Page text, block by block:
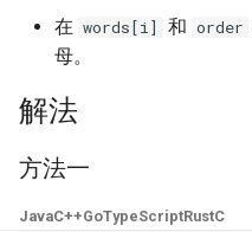
21. 调整数组顺序使奇数位于
偶数前面
22. 链表中倒数第 k 个节点
24. 反转链表
25. 合并两个排序的链表
19. 最多删除一个字符得到回
文
20. 回文子字符串的个数
21. 删除链表的倒数第 n 个结
3.3. 堆盘子
3.4. 化栈为队
3.5. 栈排序
3.6. 动物收容所
在 words[i] 和 order
母。
解法
方法一
JavaC++GoTypeScriptRustC